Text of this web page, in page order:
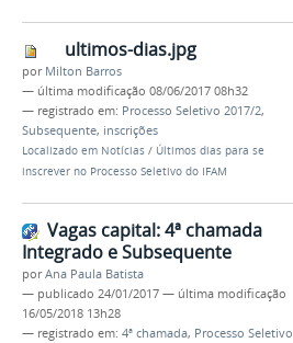
ultimos-dias.jpg
por Milton Barros
— última modificação 08/06/2017 08h32
— registrado em: Processo Seletivo 2017/2,
Subsequente, inscrições
Localizado em Notícias / Últimos dias para se
inscrever no Processo Seletivo do IFAM
Vagas capital: 4ª chamada
Integrado e Subsequente
porAna Paula Batista
— publicado 24/01/2017 — última modificação
16/05/2018 13h28
— registrado em: 4ª chamada, Processo Seletivo